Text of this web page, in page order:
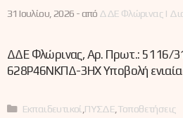
31 Ιουλίου, 2026 -από ΔΔΕ Φλώρινας |
ΔΔΕ Φλώρινας, Αρ. Πρωτ.: 5116/
628Ρ46ΝΚΠΔ-3ΗΧ Υποβολή
Κατηγορίες
Εκπαιδευτικοί ΠΥΣΔΕ Τοποθετήσεις